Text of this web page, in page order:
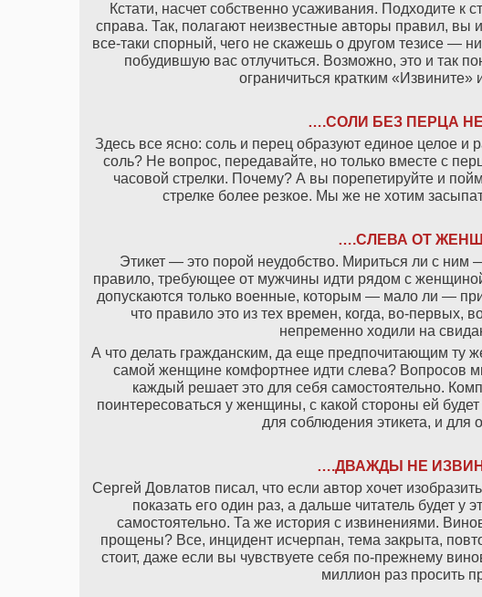
Кстати, насчет собственно усаживания. Подходите к
справа. Так, полагают неизвестные авторы правил, вы
все-таки спорный, чего не скажешь о другом тезисе —
побудившую вас отлучиться. Возможно, это и так
ограничиться кратким «Извините»
….СОЛИ БЕЗ ПЕРЦА
Здесь все ясно: соль и перец образуют единое целое и
соль? Не вопрос, передавайте, но только вместе с
часовой стрелки. Почему? А вы порепетируйте и
стрелке более резкое. Мы же не хотим
….СЛЕВА ОТ
Этикет — это порой неудобство. Мириться ли с ним
правило, требующее от мужчины идти рядом с
допускаются только военные, которым — мало ли —
что правило это из тех времен, когда, во-первых,
непременно ходили на
А что делать гражданским, да еще предпочитающим ту
самой женщине комфортнее идти слева? Вопросов
каждый решает это для себя самостоятельно.
поинтересоваться у женщины, с какой стороны ей
для соблюдения этикета, и для
….ДВАЖДЫ НЕ
Сергей Довлатов писал, что если автор хочет
показать его один раз, а дальше читатель будет у
самостоятельно. Та же история с извинениями.
прощены? Все, инцидент исчерпан, тема закрыта,
стоит, даже если вы чувствуете себя по-прежнему
миллион раз просить